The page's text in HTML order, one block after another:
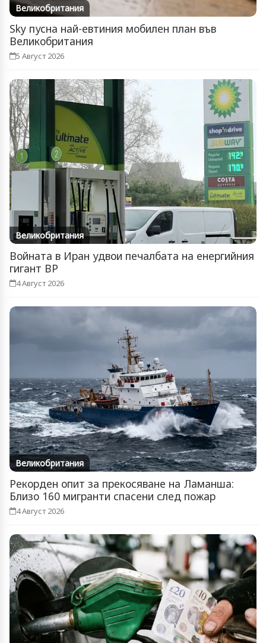
Великобритания
Sky пусна най-евтиния мобилен план във
Великобритания
5 Август 2026
Великобритания
Войната в Иран удвои печалбата на енергийния
гигант BP
4 Август 2026
Великобритания
Рекорден опит за прекосяване на Ламанша:
Близо 160 мигранти спасени след пожар
4 Август 2026